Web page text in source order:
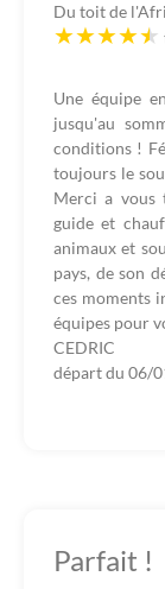
Du toit de
Une équipe
jusqu'au
conditions !
toujours le
Merci a vous
guide et
animaux et
pays, de son
ces moments
équipes pour
CEDRIC
départ du 06/
Parfait !